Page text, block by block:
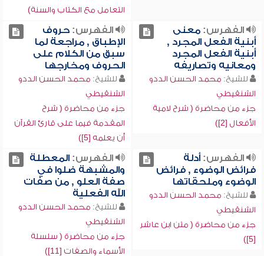
التعامل مع الكتاب والسنة)
الفهرس:معنى
أبنية الفعل المجرد ,
أبنية الفعل المجرد
ومعانيه وتصاريفه
للشيخ: محمد الحسن الددو
الشنقيطي
جزء من محاضرة ( شرح لامية
الأفعال [2])
الفهرس:حروف
الإطباق , مراجعة لما
سبق من الكلام على
الحروف ومخارجها
للشيخ: محمد الحسن الددو
الشنقيطي
جزء من محاضرة ( شرح
المقدمة فيما على قارئ القرآن
أن يعلمه [5])
الفهرس:أدلة
فرائض الوضوء , فرائض
الوضوء وملحقاتها
للشيخ: محمد الحسن الددو
الشنقيطي
جزء من محاضرة ( متن ابن عاشر
[5])
الفهرس:المعطلة
والمشبهة ضلوا في
صفة العلو , من صفات
الله الفعلية
للشيخ: محمد الحسن الددو
الشنقيطي
جزء من محاضرة ( سلسلة
الأسماء والصفات [11])